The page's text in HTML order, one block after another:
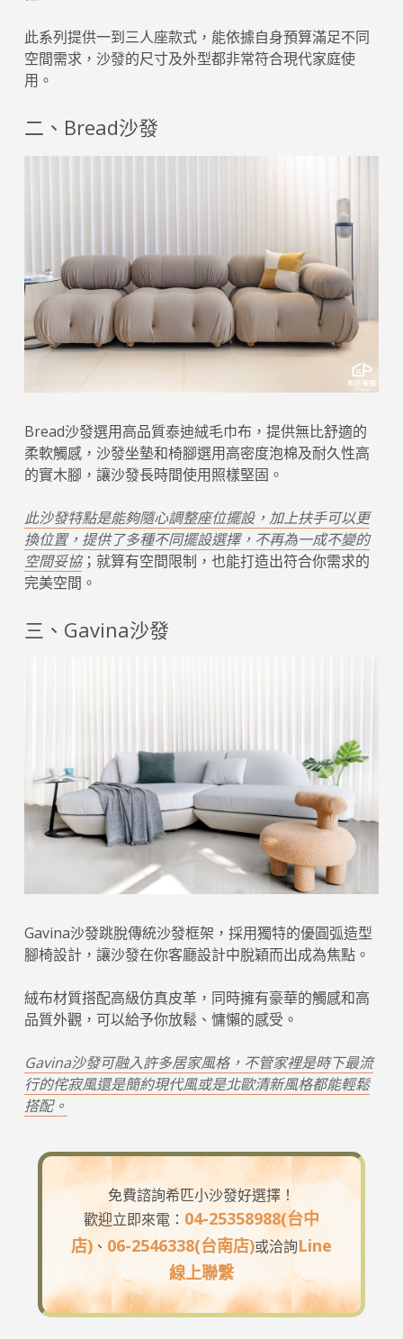
此系列提供一到三人座款式，能依據自身預算滿足不同
空間需求，沙發的尺寸及外型都非常符合現代家庭使
用。
二、Bread沙發
Bread沙發選用高品質泰迪絨毛巾布，提供無比舒適的
柔軟觸感，沙發坐墊和椅腳選用高密度泡棉及耐久性高
的實木腳，讓沙發長時間使用照樣堅固。
此沙發特點是能夠隨心調整座位擺設，加上扶手可以更
換位置，提供了多種不同擺設選擇，不再為一成不變的
空間妥協；就算有空間限制，也能打造出符合你需求的
完美空間。
三、Gavina沙發
Gavina沙發跳脫傳統沙發框架，採用獨特的優圓弧造型
腳椅設計，讓沙發在你客廳設計中脫穎而出成為焦點。
絨布材質搭配高級仿真皮革，同時擁有豪華的觸感和高
品質外觀，可以給予你放鬆、慵懶的感受。
Gavina沙發可融入許多居家風格，不管家裡是時下最流
行的侘寂風還是簡約現代風或是北歐清新風格都能輕鬆
搭配。
免費諮詢希匹小沙發好選擇！
歡迎立即來電： 04-25358988(台中
店)、 06-2546338(台南店)或洽詢Line
線上聯繫